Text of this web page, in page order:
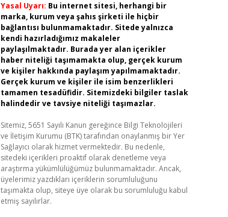
Yasal Uyarı: Bu internet sitesi, herhangi bir
marka, kurum veya şahıs şirketi ile hiçbir
bağlantısı bulunmamaktadır. Sitede yalnızca
kendi hazırladığımız makaleler
paylaşılmaktadır. Burada yer alan içerikler
haber niteliği taşımamakta olup, gerçek kurum
ve kişiler hakkında paylaşım yapılmamaktadır.
Gerçek kurum ve kişiler ile isim benzerlikleri
tamamen tesadüfidir. Sitemizdeki bilgiler taslak
halindedir ve tavsiye niteliği taşımazlar.
Sitemiz, 5651 Sayılı Kanun gereğince Bilgi Teknolojileri
ve İletişim Kurumu (BTK) tarafından onaylanmış bir Yer
Sağlayıcı olarak hizmet vermektedir. Bu nedenle,
sitedeki içerikleri proaktif olarak denetleme veya
araştırma yükümlülüğümüz bulunmamaktadır. Ancak,
üyelerimiz yazdıkları içeriklerin sorumluluğunu
taşımakta olup, siteye üye olarak bu sorumluluğu kabul
etmiş sayılırlar.